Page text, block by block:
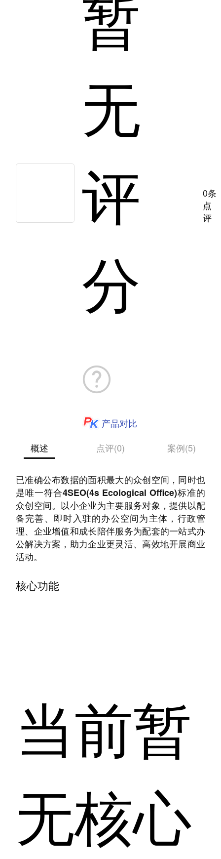
暂
无
评
分
0条
点
评
产品对比
概述
点评(0) 案例(5)
已准确公布数据的面积最大的众创空间，同时也
是唯一符合4SEO(4s Ecological Office)标准的
众创空间。以小企业为主要服务对象，提供以配
备完善、即时入驻的办公空间为主体，行政管
理、企业增值和成长陪伴服务为配套的一站式办
公解决方案，助力企业更灵活、高效地开展商业
活动。
核心功能
当前暂
无核心